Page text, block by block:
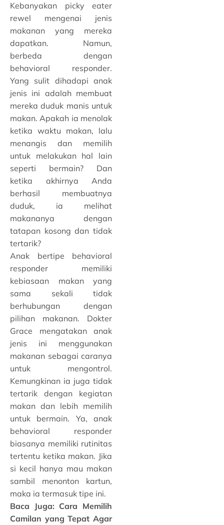
Kebanyakan picky eater
rewel mengenai jenis
makanan yang mereka
dapatkan. Namun,
berbeda dengan
behavioral responder.
Yang sulit dihadapi anak
jenis ini adalah membuat
mereka duduk manis untuk
makan. Apakah ia menolak
ketika waktu makan, lalu
menangis dan memilih
untuk melakukan hal lain
seperti bermain? Dan
ketika akhirnya Anda
berhasil membuatnya
duduk, ia melihat
makananya dengan
tatapan kosong dan tidak
tertarik?
Anak bertipe behavioral
responder memiliki
kebiasaan makan yang
sama sekali tidak
berhubungan dengan
pilihan makanan. Dokter
Grace mengatakan anak
jenis ini menggunakan
makanan sebagai caranya
untuk mengontrol.
Kemungkinan ia juga tidak
tertarik dengan kegiatan
makan dan lebih memilih
untuk bermain. Ya, anak
behavioral responder
biasanya memiliki rutinitas
tertentu ketika makan. Jika
si kecil hanya mau makan
sambil menonton kartun,
maka ia termasuk tipe ini.
Baca Juga: Cara Memilih
Camilan yang Tepat Agar